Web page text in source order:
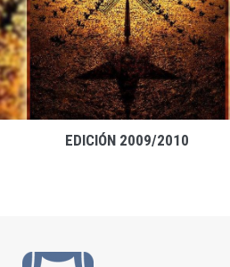
EDICIÓN 2009/2010